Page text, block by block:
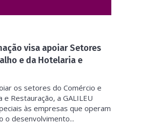
visa apoiar Setores
e da Hotelaria e
os setores do Comércio e
Restauração, a GALILEU
às empresas que operam
o desenvolvimento...